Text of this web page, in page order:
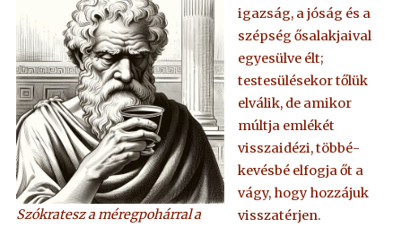
Szókratesz a méregpohárral a
igazság, a jóság és a
szépség ősalakjaival
egyesülve élt;
testesülésekor tőlük
elválik, de amikor
múltja emlékét
visszaidézi, többé-
kevésbé elfogja őt a
vágy, hogy hozzájuk
visszatérjen.